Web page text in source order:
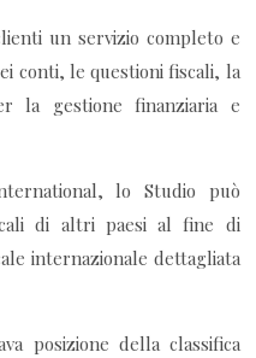
un servizio completo e
conti, le questioni fiscali, la
la gestione finanziaria e
lo Studio può
di altri paesi al fine di
internazionale dettagliata
posizione della classifica